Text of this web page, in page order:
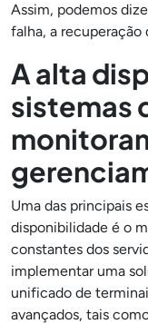
Assim, podemos
falha, a recuperação
A alta
sistemas
Uma das principais
disponibilidade é o
constantes dos
implementar uma
unificado de
avançados, tais